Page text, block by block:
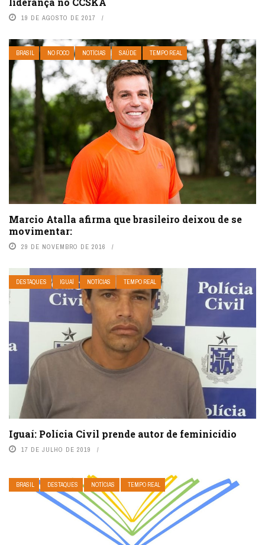
19 DE AGOSTO DE 2017
BRASIL NO FOCO NOTÍCIAS SAÚDE TEMPO REAL
Marcio Atalla afirma que brasileiro deixou de se
movimentar:
29 DE NOVEMBRO DE 2016
DESTAQUES IGUAÍ NOTÍCIAS TEMPO REAL
Iguaí: Polícia Civil prende autor de feminicídio
17 DE JULHO DE 2019
BRASIL DESTAQUES NOTÍCIAS TEMPO REAL